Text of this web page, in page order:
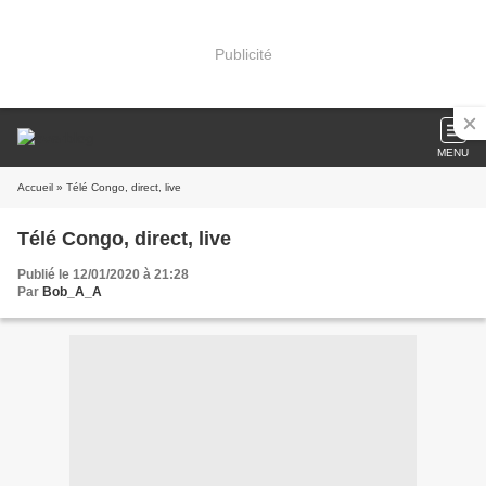
Publicité
MENU
Accueil » Télé Congo, direct, live
Télé Congo, direct, live
Publié le 12/01/2020 à 21:28
Par Bob_A_A